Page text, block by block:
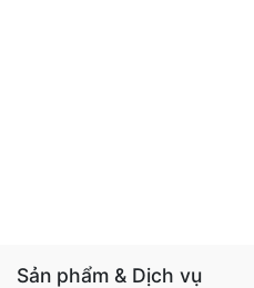
Sản phẩm & Dịch vụ